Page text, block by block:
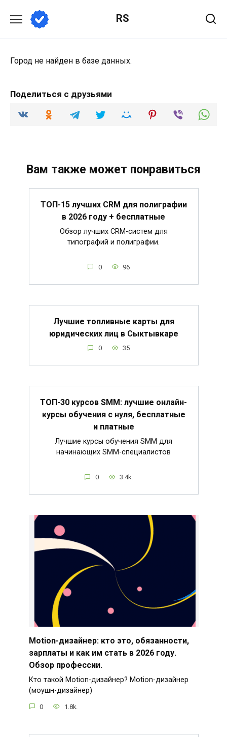
содержанию
RS
Город не найден в базе данных.
Поделиться с друзьями
Вам также может понравиться
ТОП-15 лучших CRM для полиграфии
в 2026 году + бесплатные
Обзор лучших CRM-систем для
типографий и полиграфии.
0 96
Лучшие топливные карты для
юридических лиц в Сыктывкаре
0 35
ТОП-30 курсов SMM: лучшие онлайн-
курсы обучения с нуля, бесплатные
и платные
Лучшие курсы обучения SMM для
начинающих SMM-специалистов
0 3.4k.
Motion-дизайнер: кто это, обязанности,
зарплаты и как им стать в 2026 году.
Обзор профессии.
Кто такой Motion-дизайнер? Motion-дизайнер
(моушн-дизайнер)
0 1.8k.